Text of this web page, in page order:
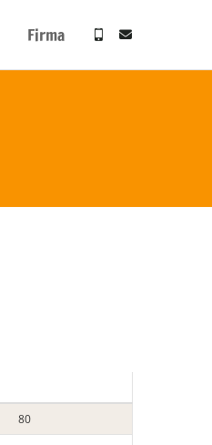
Firma
80